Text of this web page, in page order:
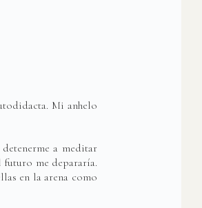
Mi anhelo
a meditar
me depararía.
en la arena como